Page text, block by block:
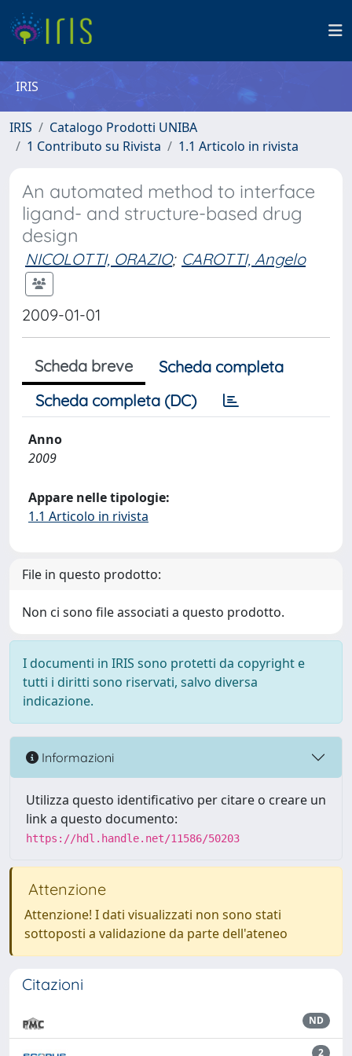
IRIS
IRIS
Catalogo Prodotti UNIBA
1 Contributo su Rivista
1.1 Articolo in rivista
An automated method to interface
ligand- and structure-based drug
design
NICOLOTTI, ORAZIO; CAROTTI, Angelo
2009-01-01
Scheda breve
Scheda completa
Scheda completa (DC)
Anno
2009
Appare nelle tipologie:
1.1 Articolo in rivista
File in questo prodotto:
Non ci sono file associati a questo prodotto.
I documenti in IRIS sono protetti da copyright e
tutti i diritti sono riservati, salvo diversa
indicazione.
Informazioni
Utilizza questo identificativo per citare o creare un
link a questo documento:
https://hdl.handle.net/11586/50203
Attenzione
Attenzione! I dati visualizzati non sono stati
sottoposti a validazione da parte dell'ateneo
Citazioni
ND
2